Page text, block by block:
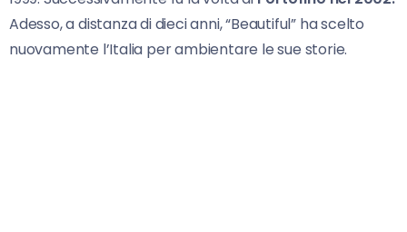
Adesso, a distanza di dieci anni, “Beautiful” ha scelto
nuovamente l’Italia per ambientare le sue storie.